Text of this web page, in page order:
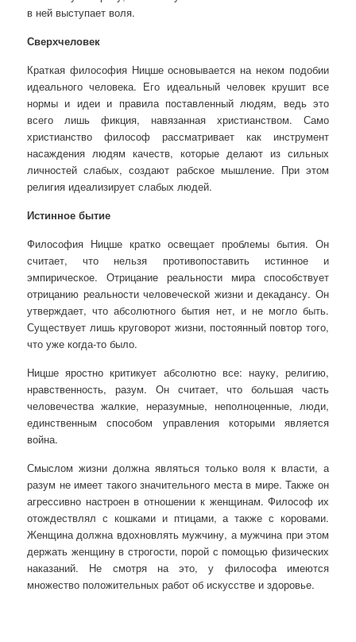
в ней выступает воля.
Сверхчеловек
Краткая философия Ницше основывается на неком подобии
идеального человека. Его идеальный человек крушит все
нормы и идеи и правила поставленный людям, ведь это
всего лишь фикция, навязанная христианством. Само
христианство философ рассматривает как инструмент
насаждения людям качеств, которые делают из сильных
личностей слабых, создают рабское мышление. При этом
религия идеализирует слабых людей.
Истинное бытие
Философия Ницше кратко освещает проблемы бытия. Он
считает, что нельзя противопоставить истинное и
эмпирическое. Отрицание реальности мира способствует
отрицанию реальности человеческой жизни и декадансу. Он
утверждает, что абсолютного бытия нет, и не могло быть.
Существует лишь круговорот жизни, постоянный повтор того,
что уже когда-то было.
Ницше яростно критикует абсолютно все: науку, религию,
нравственность, разум. Он считает, что большая часть
человечества жалкие, неразумные, неполноценные, люди,
единственным способом управления которыми является
война.
Смыслом жизни должна являться только воля к власти, а
разум не имеет такого значительного места в мире. Также он
агрессивно настроен в отношении к женщинам. Философ их
отождествлял с кошками и птицами, а также с коровами.
Женщина должна вдохновлять мужчину, а мужчина при этом
держать женщину в строгости, порой с помощью физических
наказаний. Не смотря на это, у философа имеются
множество положительных работ об искусстве и здоровье.